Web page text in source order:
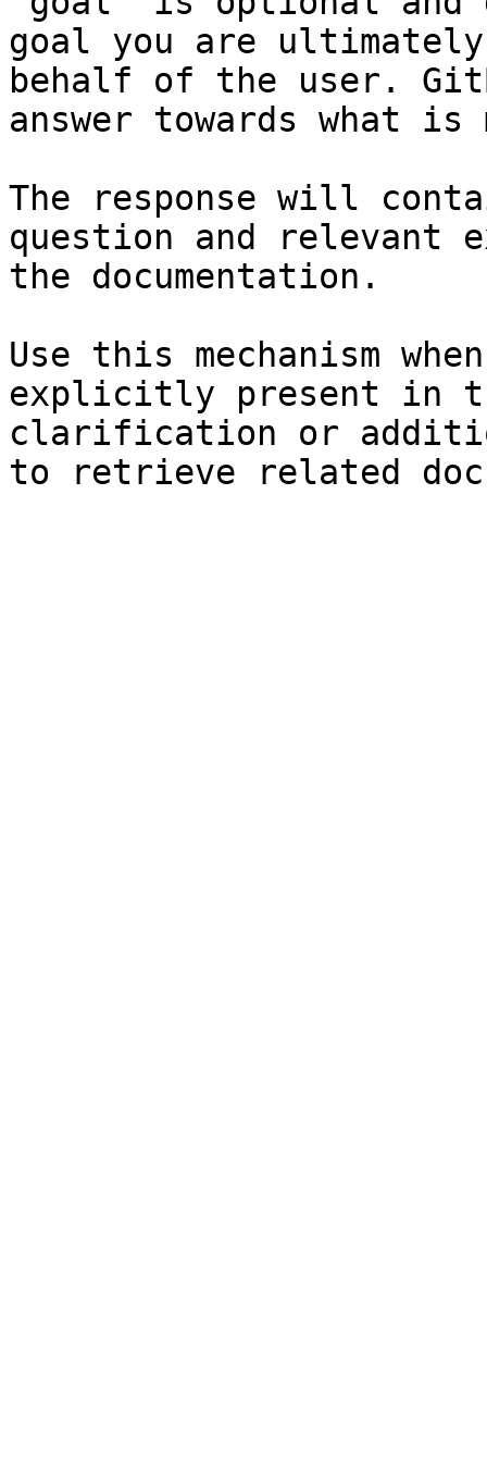
goal you are
behalf of the user.
answer towards what
The response will
question and relevant
the documentation.
Use this mechanism
explicitly present in
clarification or